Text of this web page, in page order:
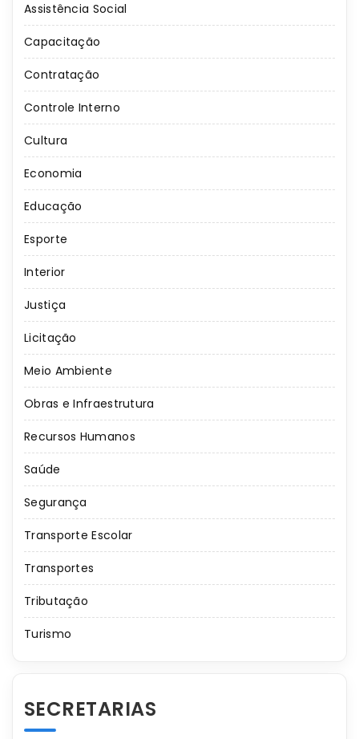
Assistência Social
Capacitação
Contratação
Controle Interno
Cultura
Economia
Educação
Esporte
Interior
Justiça
Licitação
Meio Ambiente
Obras e Infraestrutura
Recursos Humanos
Saúde
Segurança
Transporte Escolar
Transportes
Tributação
Turismo
SECRETARIAS